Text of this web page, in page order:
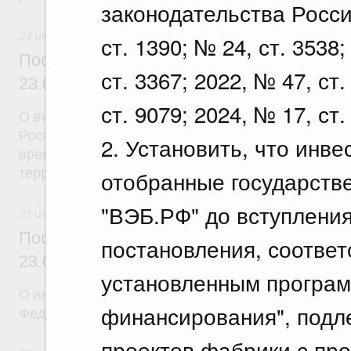
законодательства
ст. 1390; № 24, ст.
ст. 3367; 2022, № 47,
ст. 9079; 2024, № 17,
2. Установить, что
отобранные
"ВЭБ.РФ" до
постановления,
установленным
финансирования",
Постановление Правительства
23.07.2026 г. № 926
О внесении на ратификацию Соглашения между
временной трудовой деятельности граждан
территории другого государства
Постановление Правительства
23.07.2026 г. № 928
О внесении изменений в постановление
Федерации от 20 июля 2011 г. № 590